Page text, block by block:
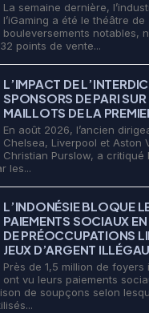
La semaine dernière,
l’iGaming a été le théâtre de
bouleversements notables,
points de vente...
L’IMPACT DE
SPONSORS DE PARI SUR
MAILLOTS DE LA
En août 2026, l’ancien
Chelsea, Liverpool et Aston
Christian Purslow, a critiqué
les...
L’INDONÉSIE BLOQUE
PAIEMENTS SOCIAUX
DE PRÉOCCUPATIONS
JEUX D’ARGENT
Près de 1,5 million de foyers
ont vu leurs paiements
de soupçons selon